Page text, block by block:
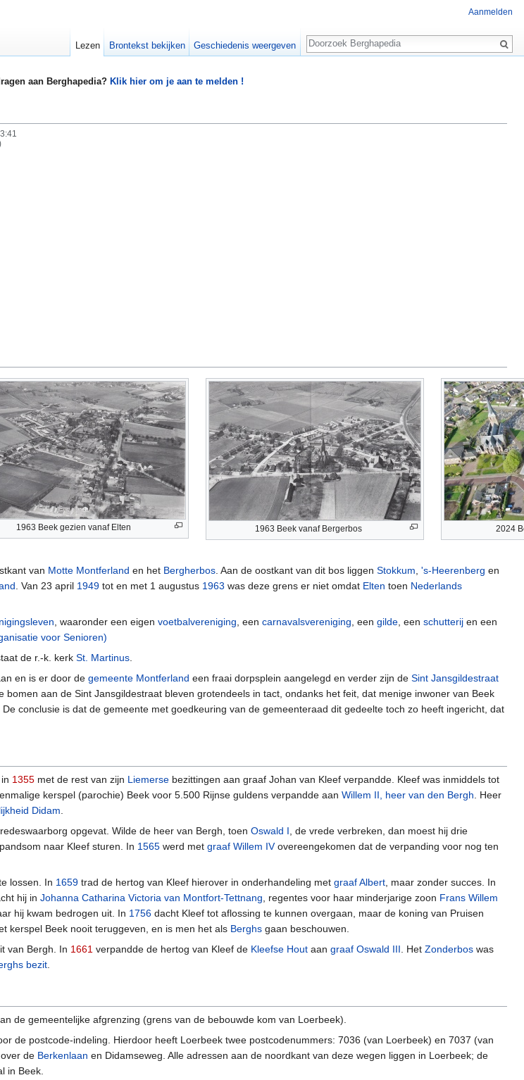
aan Berghapedia? Klik hier om je aan te melden !
1963 Beek gezien vanaf Elten 1963 Beek vanaf Bergerbos 2024
van Motte Montferland en het Bergherbos . Aan de oostkant van dit bos liggen Stokkum 's-Heerenberg en
. Van 23 april 1949 tot en met 1 augustus 1963 was deze grens er niet omdat Elten toen Nederlands
, waaronder een eigen voetbalvereniging , een carnavalsvereniging , een gilde , een schutterij en een
voor Senioren)
de r.-k. kerk St. Martinus
en is er door de gemeente Montferland een fraai dorpsplein aangelegd en verder zijn de Sint Jansgildestraat
bomen aan de Sint Jansgildestraat bleven grotendeels in tact, ondanks het feit, dat menige inwoner van Beek
conclusie is dat de gemeente met goedkeuring van de gemeenteraad dit gedeelte toch zo heeft ingericht, dat
1355 met de rest van zijn Liemerse bezittingen aan graaf Johan van Kleef verpandde. Kleef was inmiddels tot
kerspel (parochie) Beek voor 5.500 Rijnse guldens verpandde aan Willem II, heer van den Bergh . Heer
Didam
opgevat. Wilde de heer van Bergh, toen Oswald I , de vrede verbreken, dan moest hij drie
naar Kleef sturen. In 1565 werd met graaf Willem IVovereengekomen dat de verpanding voor nog ten
lossen. In 1659 trad de hertog van Kleef hierover in onderhandeling met graaf Albert , maar zonder succes. In
hij in Johanna Catharina Victoria van Montfort-Tettnang , regentes voor haar minderjarige zoon Frans Willem
hij kwam bedrogen uit. In 1756 dacht Kleef tot aflossing te kunnen overgaan, maar de koning van Pruisen
kerspel Beek nooit teruggeven, en is men het als Berghs gaan beschouwen.
van Bergh. In 1661 verpandde de hertog van Kleef de Kleefse Hout aan graaf Oswald III . Het Zonderbos was
bezit
de gemeentelijke afgrenzing (grens van de bebouwde kom van Loerbeek).
de postcode-indeling. Hierdoor heeft Loerbeek twee postcodenummers: 7036 (van Loerbeek) en 7037 (van
de Berkenlaan en Didamseweg. Alle adressen aan de noordkant van deze wegen liggen in Loerbeek; de
in Beek.
Aanmelden
Lezen Brontekst bekijken Geschiedenis weergeven
Zoeken